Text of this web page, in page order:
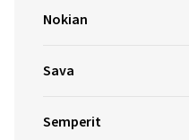
Nokian
Sava
Semperit